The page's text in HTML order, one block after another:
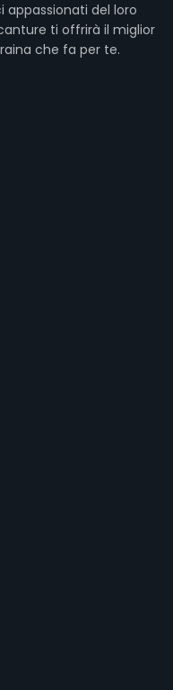
appassionati del loro
ti offrirà il miglior
che fa per te.